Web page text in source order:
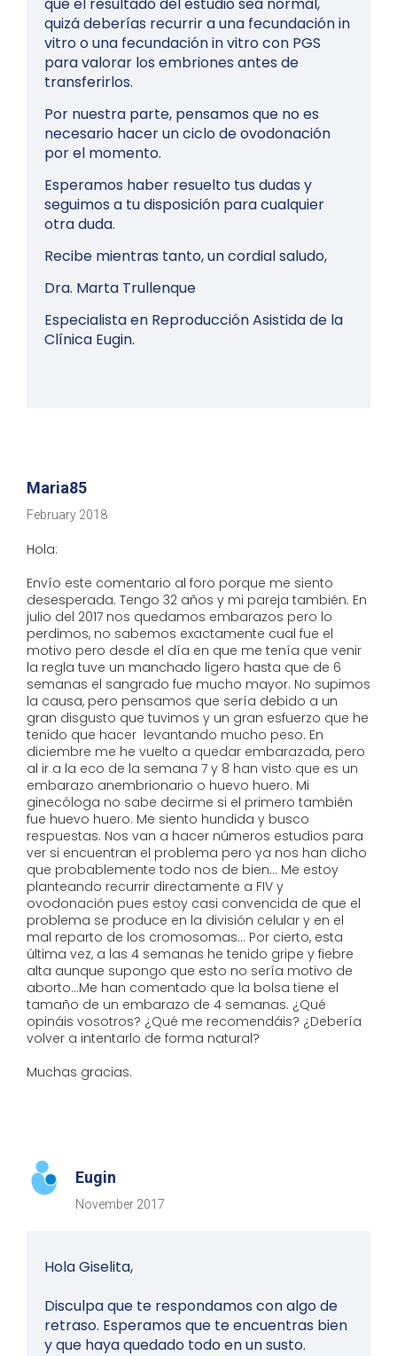
quizá deberías recurrir a una fecundación in
vitro o una fecundación in vitro con PGS
para valorar los embriones antes de
transferirlos.
Por nuestra parte, pensamos que no es
necesario hacer un ciclo de ovodonación
por el momento.
Esperamos haber resuelto tus dudas y
seguimos a tu disposición para cualquier
otra duda.
Recibe mientras tanto, un cordial saludo,
Dra. Marta Trullenque
Especialista en Reproducción Asistida de la
Clínica Eugin.
Maria85
February 2018
Hola:
Envío este comentario al foro porque me siento
desesperada. Tengo 32 años y mi pareja también. En
julio del 2017 nos quedamos embarazos pero lo
perdimos, no sabemos exactamente cual fue el
motivo pero desde el día en que me tenía que venir
la regla tuve un manchado ligero hasta que de 6
semanas el sangrado fue mucho mayor. No supimos
la causa, pero pensamos que sería debido a un
gran disgusto que tuvimos y un gran esfuerzo que he
tenido que hacer levantando mucho peso. En
diciembre me he vuelto a quedar embarazada, pero
al ir a la eco de la semana 7 y 8 han visto que es un
embarazo anembrionario o huevo huero. Mi
ginecóloga no sabe decirme si el primero también
fue huevo huero. Me siento hundida y busco
respuestas. Nos van a hacer números estudios para
ver si encuentran el problema pero ya nos han dicho
que probablemente todo nos de bien... Me estoy
planteando recurrir directamente a FIV y
ovodonación pues estoy casi convencida de que el
problema se produce en la división celular y en el
mal reparto de los cromosomas... Por cierto, esta
última vez, a las 4 semanas he tenido gripe y fiebre
alta aunque supongo que esto no sería motivo de
aborto...Me han comentado que la bolsa tiene el
tamaño de un embarazo de 4 semanas. ¿Qué
opináis vosotros? ¿Qué me recomendáis? ¿Debería
volver a intentarlo de forma natural?
Muchas gracias.
Eugin
November 2017
Hola Giselita,
Disculpa que te respondamos con algo de
retraso. Esperamos que te encuentras bien
y que haya quedado todo en un susto.